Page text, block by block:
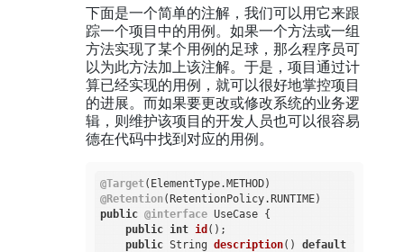
下面是一个简单的注解，我们可以用它来跟
踪一个项目中的用例。如果一个方法或一组
方法实现了某个用例的足球，那么程序员可
以为此方法加上该注解。于是，项目通过计
算已经实现的用例，就可以很好地掌控项目
的进展。而如果要更改或修改系统的业务逻
辑，则维护该项目的开发人员也可以很容易
德在代码中找到对应的用例。
@Target
@Retention
public @interface UseCase {
public int id () ;
public String description() default "no